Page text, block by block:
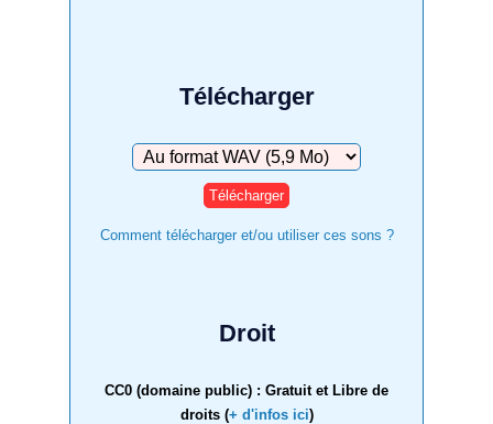
Télécharger
Télécharger
Comment télécharger et/ou utiliser ces sons ?
Droit
CC0 (domaine public) : Gratuit et Libre de
droits (+ d'infos ici)